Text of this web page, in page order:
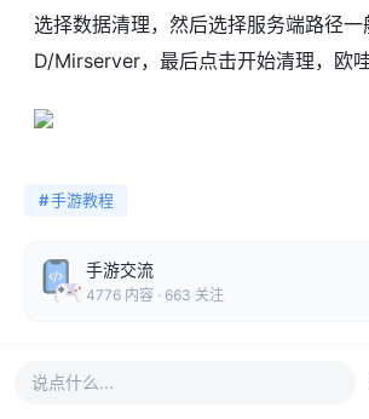
选择数据清理，然后选择服务端路径一
D/Mirserver，最后点击开始清理，欧哇
#手游教程
手游交流
4776 内容 · 663 关注
说点什么...